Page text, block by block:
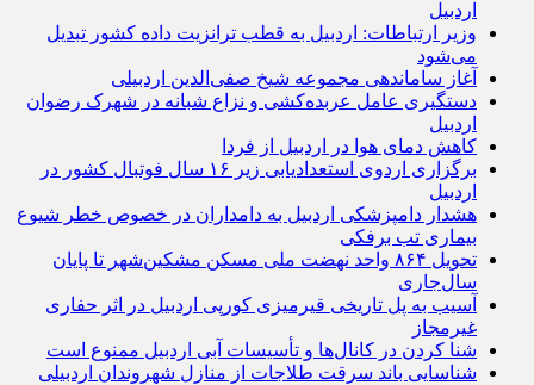
اردبیل
وزیر ارتباطات: اردبیل به قطب ترانزیت داده کشور تبدیل
می‌شود
آغاز ساماندهی مجموعه شیخ صفی‌الدین اردبیلی
دستگیری عامل عربده‌کشی و نزاع شبانه در شهرک رضوان
اردبیل
کاهش دمای هوا در اردبیل از فردا
برگزاری اردوی استعدادیابی زیر ۱۶ سال فوتبال کشور در
اردبیل
هشدار دامپزشکی اردبیل به دامداران در خصوص خطر شیوع
بیماری تب برفکی
تحویل ۸۶۴ واحد نهضت ملی مسکن مشکین‌شهر تا پایان
سال‌جاری
آسیب به پل تاریخی قیرمیزی کورپی اردبیل در اثر حفاری
غیرمجاز
شنا کردن در کانال‌ها و تأسیسات آبی اردبیل ممنوع است
شناسایی باند سرقت طلاجات از منازل شهروندان اردبیلی